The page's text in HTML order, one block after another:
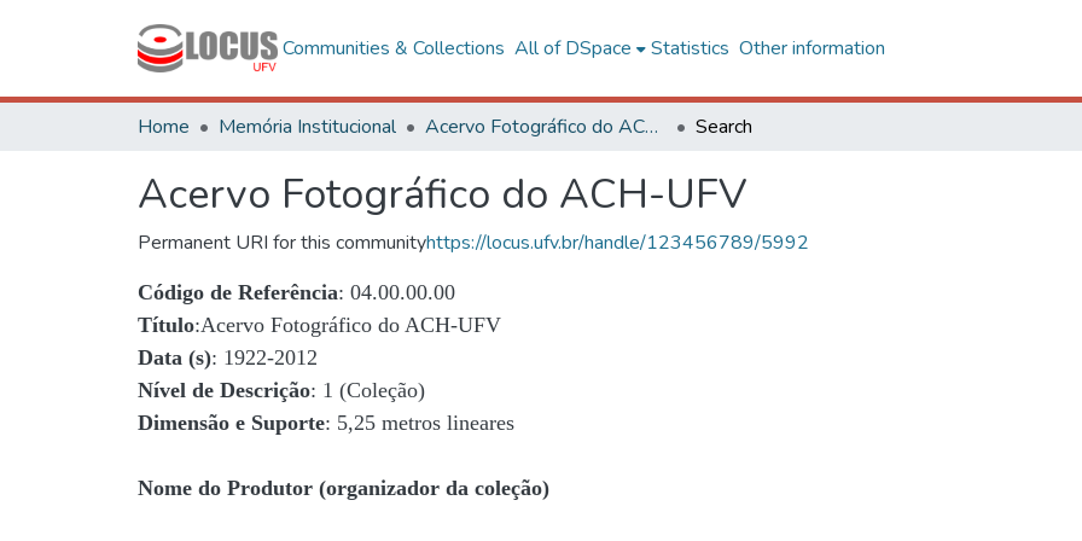
Communities & Collections All of DSpace Statistics Other information
Home Memória Institucional Acervo Fotográfico do ACH-UFV Search
Acervo Fotográfico do ACH-UFV
Permanent URI for this communityhttps://locus.ufv.br/handle/123456789/5992
Código de Referência: 04.00.00.00
Título:Acervo Fotográfico do ACH-UFV
Data (s): 1922-2012
Nível de Descrição: 1 (Coleção)
Dimensão e Suporte: 5,25 metros lineares
Nome do Produtor (organizador da coleção)